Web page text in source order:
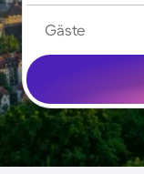
Gäste